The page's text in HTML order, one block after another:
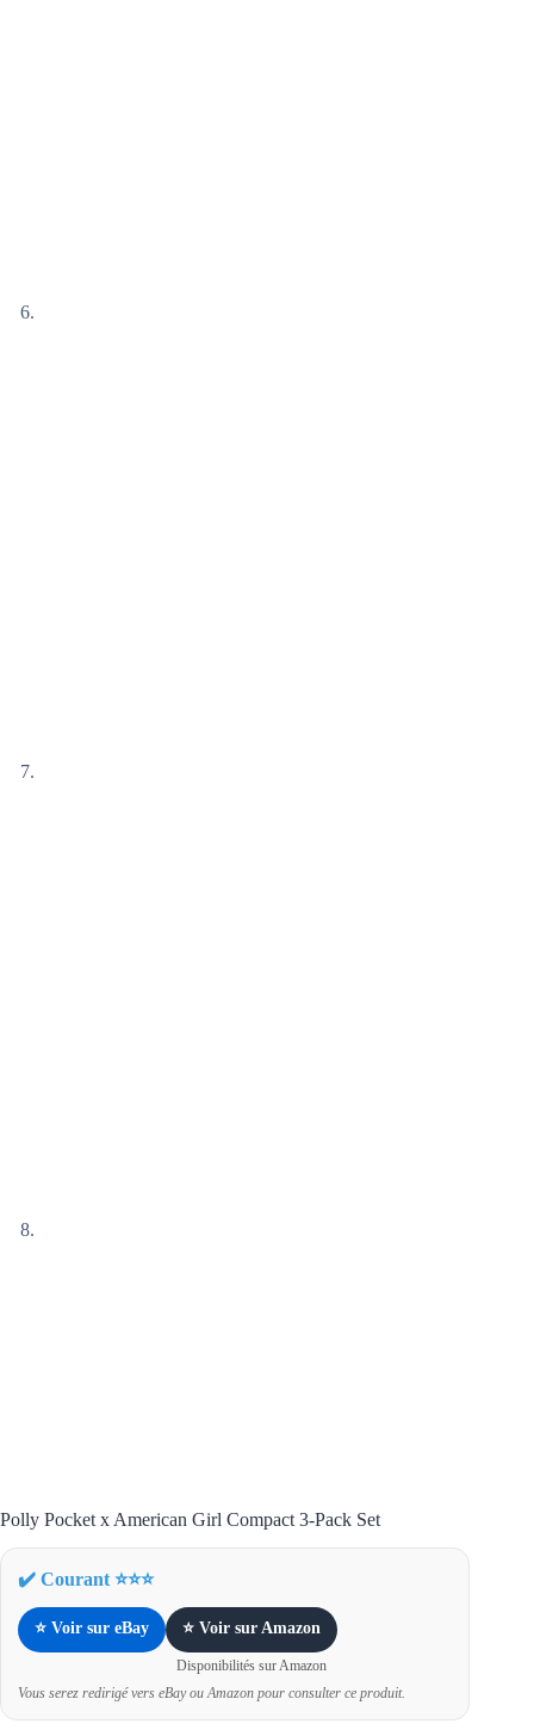
Polly Pocket x American Girl Compact 3-Pack Set
✔️ Courant ⭐⭐⭐
⭐ Voir sur eBay ⭐ Voir sur Amazon
Disponibilités sur Amazon
Vous serez redirigé vers eBay ou Amazon pour consulter ce produit.